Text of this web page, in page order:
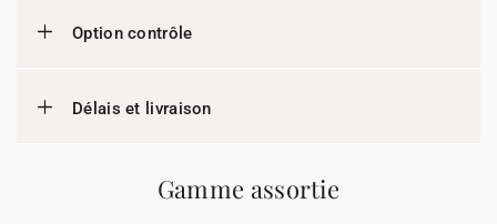
Option contrôle
Délais et livraison
Gamme assortie